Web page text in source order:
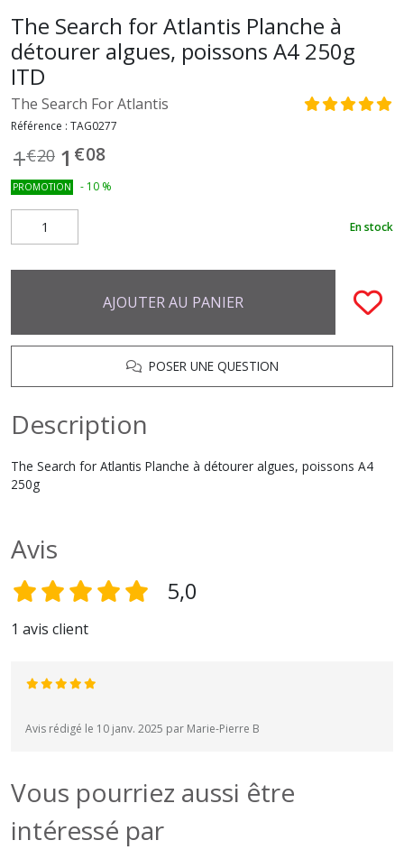
The Search for Atlantis Planche à
détourer algues, poissons A4 250g
ITD
The Search For Atlantis
Référence : TAG0277
1€20 1 €08
PROMOTION - 10 %
En stock
AJOUTER AU PANIER
POSER UNE QUESTION
Description
The Search for Atlantis Planche à détourer algues, poissons A4
250g
Avis
5,0
1 avis client
Avis rédigé le 10 janv. 2025 par Marie-Pierre B
Vous pourriez aussi être
intéressé par